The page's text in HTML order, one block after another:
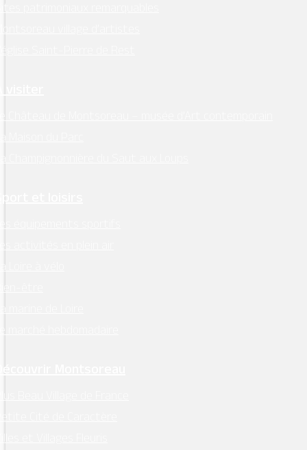
patrimoniaux remarquables
village d’artistes
Saint-Pierre de Rest
visiter
Château de Montsoreau – musée d’Art contemporain
Maison du Parc
Champignonnière du Saut aux Loups
et loisirs
équipements sportifs
activités en plein air
Loire à vélo
être
marine de Loire
marché hebdomadaire
Montsoreau
Beau Village de France
Cité de Caractère
et Villages Fleuris